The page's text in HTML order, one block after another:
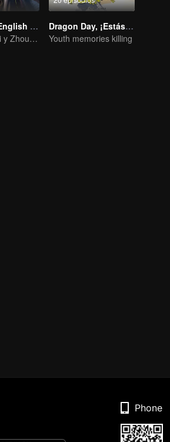
Renacido (English Ver.)
Zhang Jingyi y Zhou Yiran: Transformándose y creciendo
Dragon Day, ¡Estás muerto!
Youth memories killing
Phone